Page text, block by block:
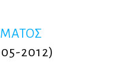
2012)